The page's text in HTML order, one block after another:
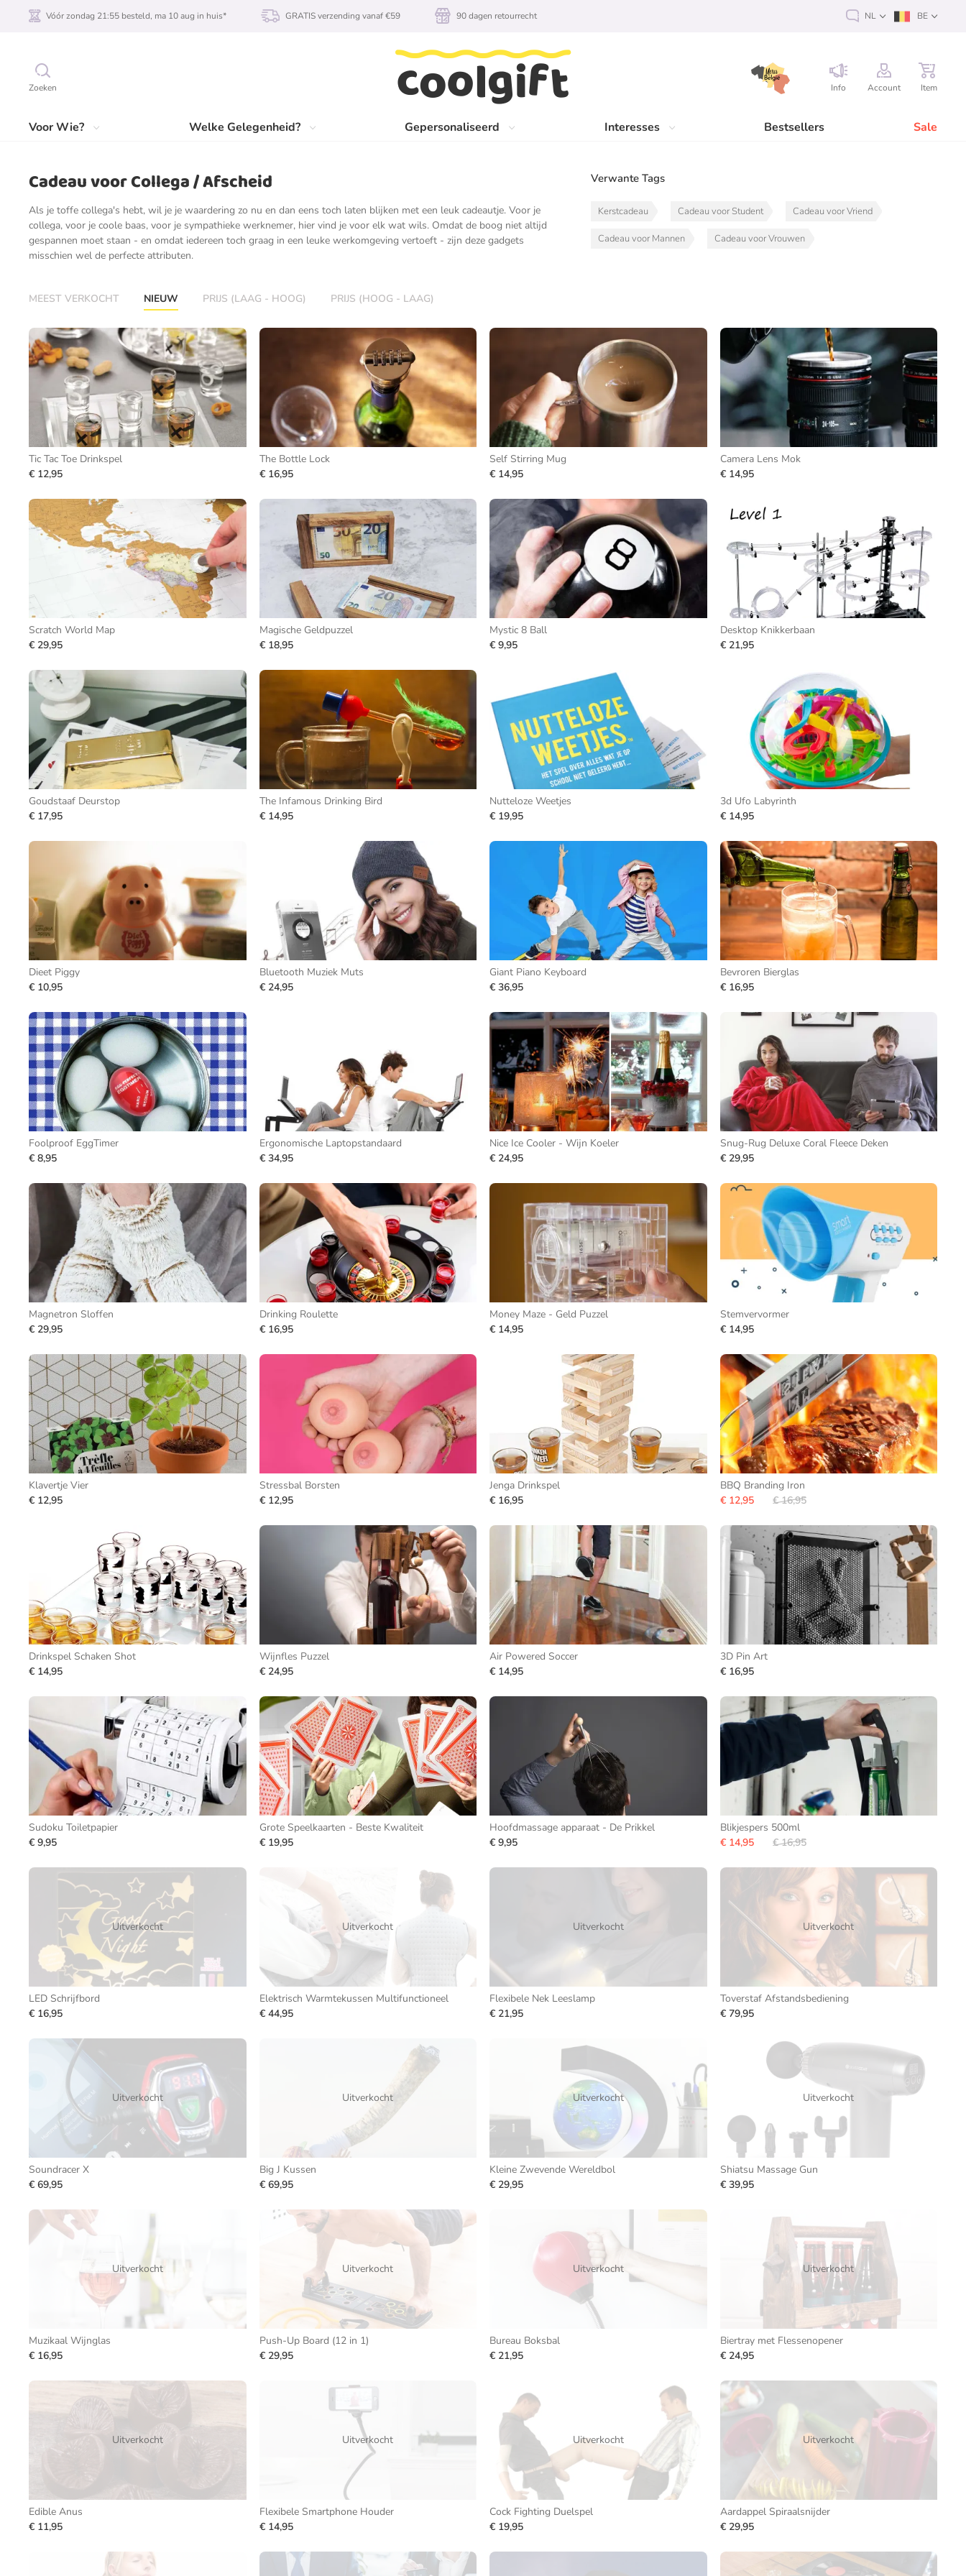
Zoeken Info Account Item
Voor Wie? Welke Gelegenheid? Gepersonaliseerd Interesses Bestsellers Sale
Vóór zondag 21:55 besteld, ma 10 aug in huis* GRATIS verzending vanaf €59 90 dagen retourrecht NL BE
Cadeau voor Collega / Afscheid
Als je toffe collega's hebt, wil je je waardering zo nu en dan eens toch laten blijken met een leuk cadeautje. Voor je
collega, voor je coole baas, voor je sympathieke werknemer, hier vind je voor elk wat wils. Omdat de boog niet altijd
gespannen moet staan - en omdat iedereen toch graag in een leuke werkomgeving vertoeft - zijn deze gadgets
misschien wel de perfecte attributen.
Verwante Tags
Kerstcadeau Cadeau voor Student Cadeau voor Vriend
Cadeau voor Mannen Cadeau voor Vrouwen
MEEST VERKOCHT NIEUW PRIJS (LAAG - HOOG) PRIJS (HOOG - LAAG)
Tic Tac Toe Drinkspel
€ 12,95
The Bottle Lock
€ 16,95
Self Stirring Mug
€ 14,95
Camera Lens Mok
€ 14,95
Scratch World Map
€ 29,95
Magische Geldpuzzel
€ 18,95
Mystic 8 Ball
€ 9,95
Desktop Knikkerbaan
€ 21,95
Goudstaaf Deurstop
€ 17,95
The Infamous Drinking Bird
€ 14,95
Nutteloze Weetjes
€ 19,95
3d Ufo Labyrinth
€ 14,95
Dieet Piggy
€ 10,95
Bluetooth Muziek Muts
€ 24,95
Giant Piano Keyboard
€ 36,95
Bevroren Bierglas
€ 16,95
Foolproof EggTimer
€ 8,95
Ergonomische Laptopstandaard
€ 34,95
Nice Ice Cooler - Wijn Koeler
€ 24,95
Snug-Rug Deluxe Coral Fleece Deken
€ 29,95
Magnetron Sloffen
€ 29,95
Drinking Roulette
€ 16,95
Money Maze - Geld Puzzel
€ 14,95
Stemvervormer
€ 14,95
Klavertje Vier
€ 12,95
Stressbal Borsten
€ 12,95
Jenga Drinkspel
€ 16,95
BBQ Branding Iron
€ 12,95
€ 16,95
Drinkspel Schaken Shot
€ 14,95
Wijnfles Puzzel
€ 24,95
Air Powered Soccer
€ 14,95
3D Pin Art
€ 16,95
Sudoku Toiletpapier
€ 9,95
Grote Speelkaarten - Beste Kwaliteit
€ 19,95
Hoofdmassage apparaat - De Prikkel
€ 9,95
Blikjespers 500ml
€ 14,95
€ 16,95
Uitverkocht
LED Schrijfbord
€ 16,95
Uitverkocht
Elektrisch Warmtekussen Multifunctioneel
€ 44,95
Uitverkocht
Flexibele Nek Leeslamp
€ 21,95
Uitverkocht
Toverstaf Afstandsbediening
€ 79,95
Uitverkocht
Soundracer X
€ 69,95
Uitverkocht
Big J Kussen
€ 69,95
Uitverkocht
Kleine Zwevende Wereldbol
€ 29,95
Uitverkocht
Shiatsu Massage Gun
€ 39,95
Uitverkocht
Muzikaal Wijnglas
€ 16,95
Uitverkocht
Push-Up Board (12 in 1)
€ 29,95
Uitverkocht
Bureau Boksbal
€ 21,95
Uitverkocht
Biertray met Flessenopener
€ 24,95
Uitverkocht
Edible Anus
€ 11,95
Uitverkocht
Flexibele Smartphone Houder
€ 14,95
Uitverkocht
Cock Fighting Duelspel
€ 19,95
Uitverkocht
Aardappel Spiraalsnijder
€ 29,95